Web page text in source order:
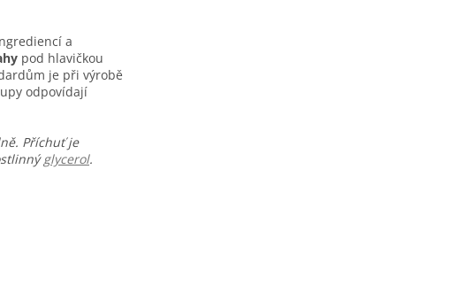
a
pod hlavičkou
je při výrobě
odpovídají
Příchuť je
glycerol.